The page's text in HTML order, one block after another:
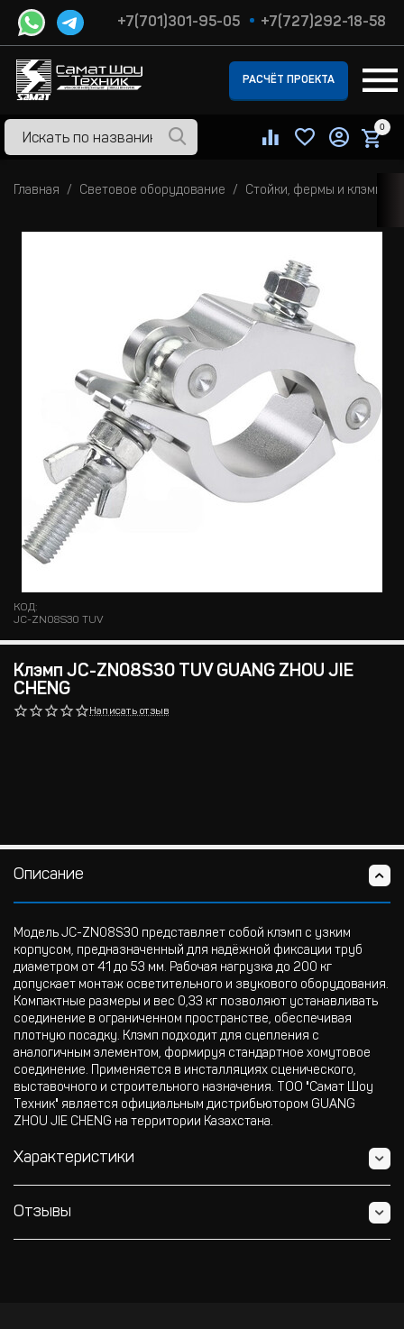
+7(701)301-95-05 +7(727)292-18-58
РАСЧЁТ ПРОЕКТА
0
Главная Световое оборудование Стойки, фермы и клэмпы
КОД:
JC-ZN08S30 TUV
Клэмп JC-ZN08S30 TUV GUANG ZHOU JIE
CHENG
Написать отзыв
Описание
Модель JC-ZN08S30 представляет собой клэмп с узким
корпусом, предназначенный для надёжной фиксации труб
диаметром от 41 до 53 мм. Рабочая нагрузка до 200 кг
допускает монтаж осветительного и звукового оборудования.
Компактные размеры и вес 0,33 кг позволяют устанавливать
соединение в ограниченном пространстве, обеспечивая
плотную посадку. Клэмп подходит для сцепления с
аналогичным элементом, формируя стандартное хомутовое
соединение. Применяется в инсталляциях сценического,
выставочного и строительного назначения. ТОО "Самат Шоу
Техник" является официальным дистрибьютором GUANG
ZHOU JIE CHENG на территории Казахстана.
Характеристики
Отзывы